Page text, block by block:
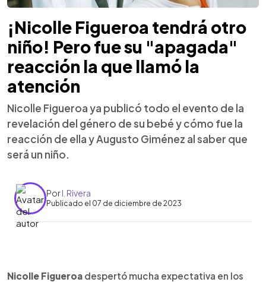
¡Nicolle Figueroa tendrá otro
niño! Pero fue su "apagada"
reacción la que llamó la
atención
Nicolle Figueroa ya publicó todo el evento de la
revelación del género de su bebé y cómo fue la
reacción de ella y Augusto Giménez al saber que
será un niño.
PorI. Rivera
Publicado el 07 de diciembre de 2023
► Escuchar artículo
Nicolle Figueroa despertó mucha expectativa en los